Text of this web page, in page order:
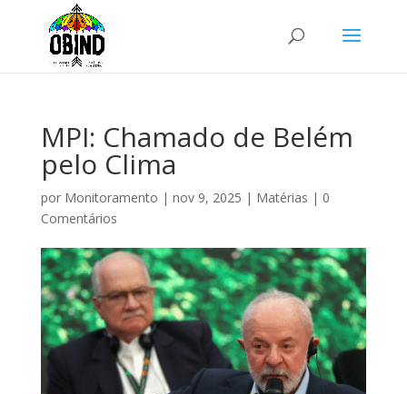
MPI: Chamado de Belém
pelo Clima
por Monitoramento | nov 9, 2025 | Matérias | 0
Comentários